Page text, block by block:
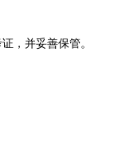
，并妥善保管。